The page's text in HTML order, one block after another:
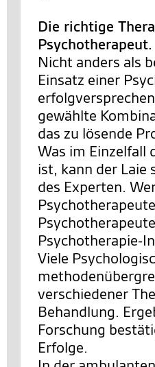
Die richtige
Psychotherapeut.
Nicht anders als
Einsatz einer
gewählte
das zu lösende
Was im Einzelfall
ist, kann der Laie
des Experten.
Psychotherapie-
Viele
verschiedener
Behandlung.
Forschung
Erfolge.